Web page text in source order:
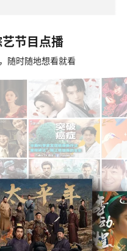
节目点播
随时随地想看就看